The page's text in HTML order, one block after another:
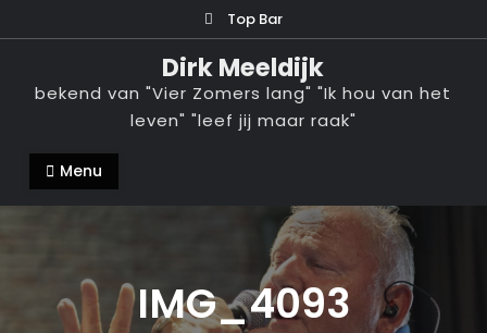
naar
inhoud
Top Bar
Dirk Meeldijk
bekend van "Vier Zomers lang" "Ik hou van het
leven" "leef jij maar raak"
Menu
IMG_4093